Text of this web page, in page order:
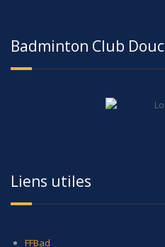
Badminton Club
Liens utiles
FFBad